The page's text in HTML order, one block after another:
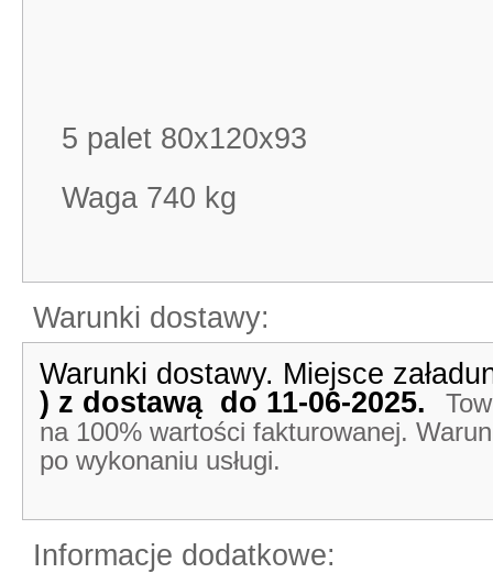
5 palet 80x120x93
Waga 740 kg
Warunki dostawy:
Warunki dostawy. Miejsce
) z dostawą do 11-06-2025.
na 100% wartości fakturowanej.
po wykonaniu usługi.
Informacje dodatkowe: